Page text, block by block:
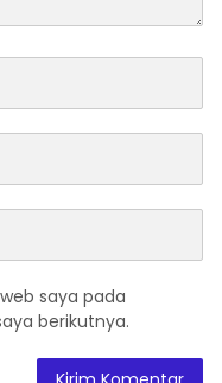
saya pada
berikutnya.